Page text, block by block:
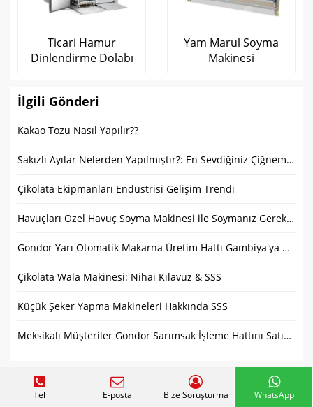
Ticari Hamur
Dinlendirme Dolabı
Yam Marul Soyma
Makinesi
İlgili Gönderi
Kakao Tozu Nasıl Yapılır??
Sakızlı Ayılar Nelerden Yapılmıştır?: En Sevdiğiniz Çiğneme İkramları
Çikolata Ekipmanları Endüstrisi Gelişim Trendi
Havuçları Özel Havuç Soyma Makinesi ile Soymanız Gerekir mi?
Gondor Yarı Otomatik Makarna Üretim Hattı Gambiya'ya Ulaştı
Çikolata Wala Makinesi: Nihai Kılavuz & SSS
Küçük Şeker Yapma Makineleri Hakkında SSS
Meksikalı Müşteriler Gondor Sarımsak İşleme Hattını Satın Aldı: Başarılı İşbirliğinin İşareti
Tel E-posta Bize Soruşturma WhatsApp